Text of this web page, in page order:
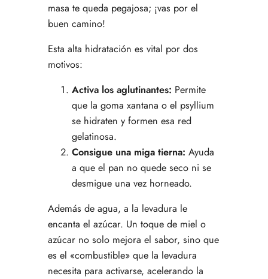
masa te queda pegajosa; ¡vas por el
buen camino!
Esta alta hidratación es vital por dos
motivos:
Activa los aglutinantes: Permite
que la goma xantana o el psyllium
se hidraten y formen esa red
gelatinosa.
Consigue una miga tierna: Ayuda
a que el pan no quede seco ni se
desmigue una vez horneado.
Además de agua, a la levadura le
encanta el azúcar. Un toque de miel o
azúcar no solo mejora el sabor, sino que
es el «combustible» que la levadura
necesita para activarse, acelerando la